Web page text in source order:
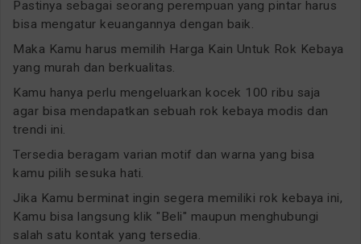
Pastinya sebagai seorang perempuan yang pintar harus
bisa mengatur keuangannya dengan baik.
Maka Kamu harus memilih Harga Kain Untuk Rok Kebaya
yang murah dan berkualitas.
Kamu hanya perlu mengeluarkan kocek 100 ribu saja
agar bisa mendapatkan sebuah rok kebaya modis dan
trendi ini.
Tersedia beragam varian motif dan warna yang bisa
kamu pilih sesuka hati.
Jika Kamu berminat ingin segera memiliki rok kebaya ini,
Kamu bisa langsung klik "Beli" maupun menghubungi
salah satu kontak yang tersedia.